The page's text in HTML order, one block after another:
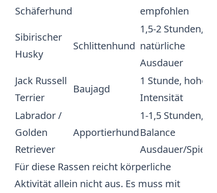
Schäferhund
empfohlen
Sibirischer
Husky
Schlittenhund
1,5-2 Stunden,
natürliche
Ausdauer
Jack Russell
Terrier
Baujagd
1 Stunde, hohe
Intensität
Labrador/
Golden
Retriever
Apportierhund
1-1,5 Stunden,
Balance
Ausdauer/Spiel
Für diese Rassen reicht körperliche
Aktivität allein nicht aus. Es muss mit